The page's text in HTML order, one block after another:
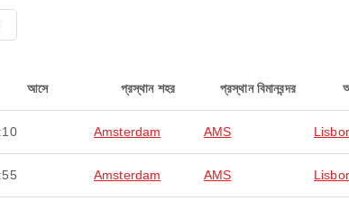
আসে প্রস্থান শহর প্রস্থান বিমানবন্দর
Amsterdam AMS
Amsterdam AMS